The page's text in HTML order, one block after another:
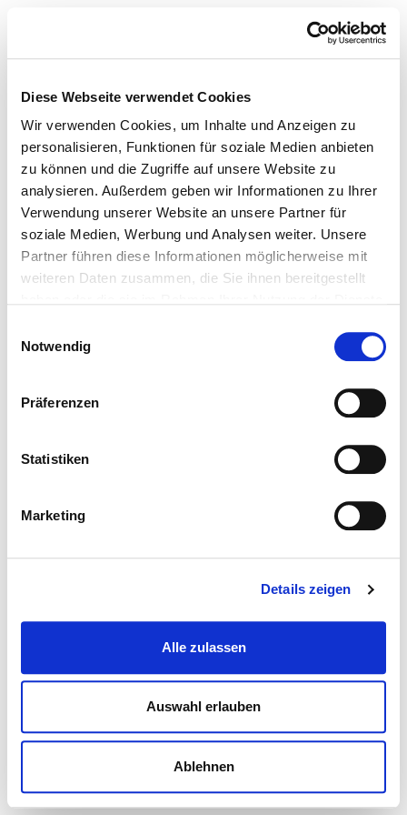
Diese Webseite verwendet Cookies
Wir verwenden Cookies, um Inhalte und Anzeigen zu
personalisieren, Funktionen für soziale Medien anbieten
zu können und die Zugriffe auf unsere Website zu
analysieren. Außerdem geben wir Informationen zu Ihrer
Verwendung unserer Website an unsere Partner für
soziale Medien, Werbung und Analysen weiter. Unsere
Partner führen diese Informationen möglicherweise mit
weiteren Daten zusammen, die Sie ihnen bereitgestellt
Notwendig
Präferenzen
Statistiken
Marketing
Details zeigen
Alle zulassen
Auswahl erlauben
Ablehnen